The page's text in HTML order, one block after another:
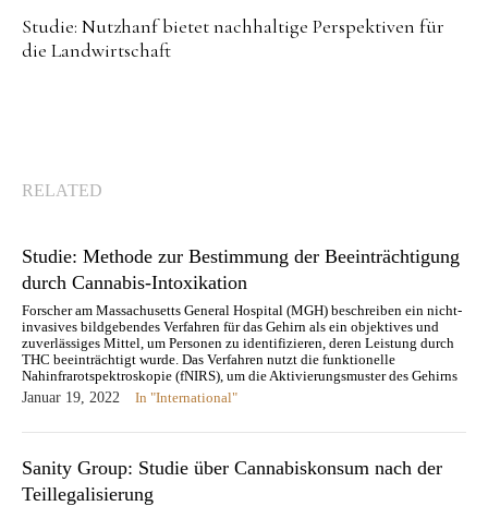
Studie: Nutzhanf bietet nachhaltige Perspektiven für
die Landwirtschaft
RELATED
Studie: Methode zur Bestimmung der Beeinträchtigung
durch Cannabis-Intoxikation
Forscher am Massachusetts General Hospital (MGH) beschreiben ein nicht-
invasives bildgebendes Verfahren für das Gehirn als ein objektives und
zuverlässiges Mittel, um Personen zu identifizieren, deren Leistung durch
THC beeinträchtigt wurde. Das Verfahren nutzt die funktionelle
Nahinfrarotspektroskopie (fNIRS), um die Aktivierungsmuster des Gehirns
zu messen, die mit der Beeinträchtigung durch eine…
Januar 19, 2022 In "International"
Sanity Group: Studie über Cannabiskonsum nach der
Teillegalisierung